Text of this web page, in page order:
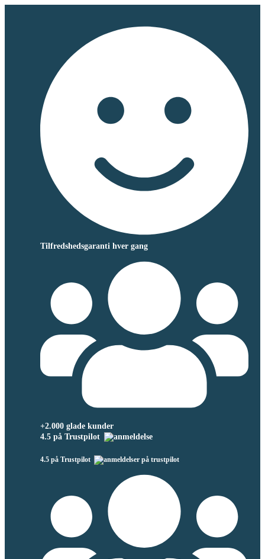
Tilfredshedsgaranti hver gang
+2.000 glade kunder
4.5 på Trustpilot
4.5 på Trustpilot